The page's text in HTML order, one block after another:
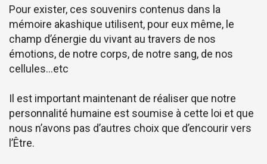
Pour exister, ces souvenirs contenus dans la
mémoire akashique utilisent, pour eux même, le
champ d’énergie du vivant au travers de nos
émotions, de notre corps, de notre sang, de nos
cellules…etc
Il est important maintenant de réaliser que notre
personnalité humaine est soumise à cette loi et que
nous n’avons pas d’autres choix que d’encourir vers
l’Être.